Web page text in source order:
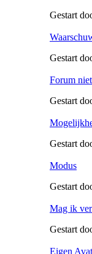
Gestart
Gestart
Forum
Gestart
Gestart
Modus
Gestart
Mag ik
Gestart
Eigen